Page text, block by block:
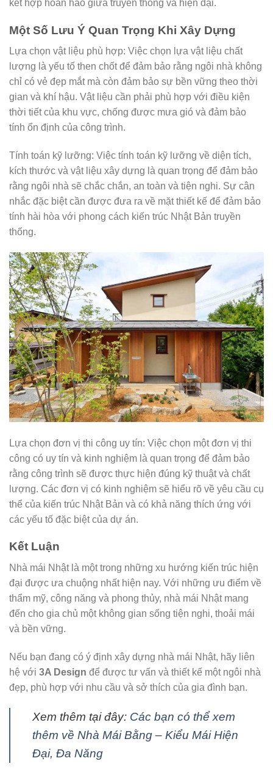
kết hợp hoàn hảo giữa truyền thống và hiện đại.
Một Số Lưu Ý Quan Trọng Khi Xây Dựng
Lựa chọn vật liệu phù hợp: Việc chọn lựa vật liệu chất
lượng là yếu tố then chốt để đảm bảo rằng ngôi nhà không
chỉ có vẻ đẹp mắt mà còn đảm bảo sự bền vững theo thời
gian và khí hậu. Vật liệu cần phải phù hợp với điều kiện
thời tiết của khu vực, chống được mưa gió và đảm bảo
tính ổn định của công trình.
Tính toán kỹ lưỡng: Việc tính toán kỹ lưỡng về diện tích,
kích thước và vật liệu xây dựng là quan trọng để đảm bảo
rằng ngôi nhà sẽ chắc chắn, an toàn và tiện nghi. Sự cân
nhắc đặc biệt cần được đưa ra về mặt thiết kế để đảm bảo
tính hài hòa với phong cách kiến trúc Nhật Bản truyền
thống.
Lựa chọn đơn vị thi công uy tín: Việc chọn một đơn vị thi
công có uy tín và kinh nghiệm là quan trọng để đảm bảo
rằng công trình sẽ được thực hiện đúng kỹ thuật và chất
lượng. Các đơn vị có kinh nghiệm sẽ hiểu rõ về yêu cầu cụ
thể của kiến trúc Nhật Bản và có khả năng thích ứng với
các yếu tố đặc biệt của dự án.
Kết Luận
Nhà mái Nhật là một trong những xu hướng kiến trúc hiện
đại được ưa chuộng nhất hiện nay. Với những ưu điểm về
thẩm mỹ, công năng và phong thủy, nhà mái Nhật mang
đến cho gia chủ một không gian sống tiện nghi, thoải mái
và bền vững.
Nếu bạn đang có ý định xây dựng nhà mái Nhật, hãy liên
hệ với 3A Design để được tư vấn và thiết kế một ngôi nhà
đẹp, phù hợp với nhu cầu và sở thích của gia đình bạn.
Xem thêm tại đây: Các bạn có thể xem
thêm về Nhà Mái Bằng – Kiểu Mái Hiện
Đại, Đa Năng